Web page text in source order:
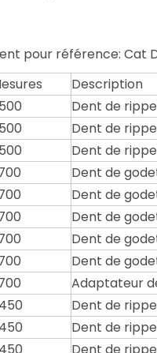
pour référence: Cat
Description
Dent de
Dent de
Dent de
Dent de
Dent de
Dent de
Dent de
Dent de
Adaptateur
Dent de
Dent de